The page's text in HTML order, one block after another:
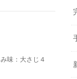
味：大さじ４